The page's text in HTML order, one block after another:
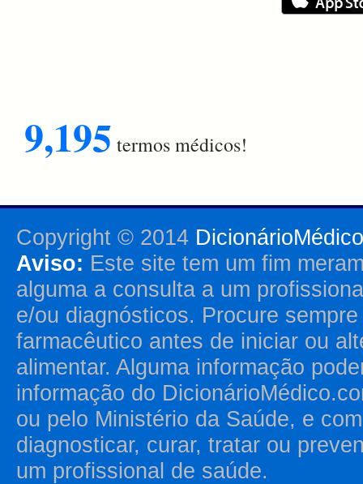
9,195 termos médicos!
Copyright © 2014
Aviso: Este site tem um fim
alguma a consulta a um
e/ou diagnósticos. Procure
farmacêutico antes de iniciar ou
alimentar. Alguma informação
informação do
ou pelo Ministério da Saúde, e
diagnosticar, curar, tratar ou
um profissional de saúde.